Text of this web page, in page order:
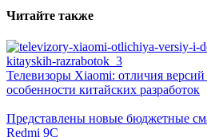
Читайте также
Телевизоры Xiaomi: отличия
особенности китайских разработок
Представлены новые бюджетные
Redmi 9C